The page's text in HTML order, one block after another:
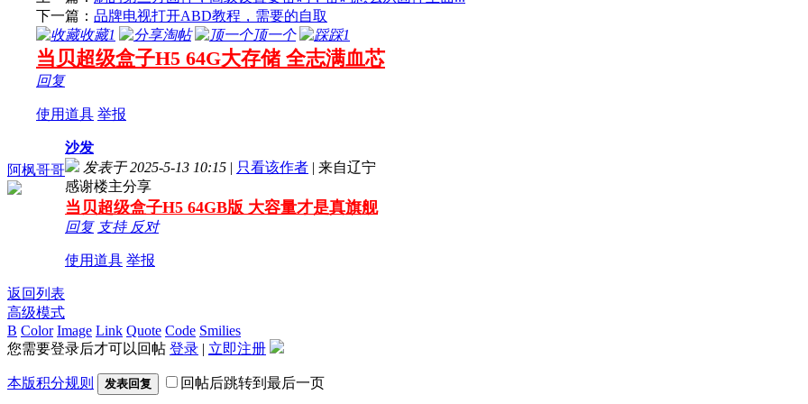
下一篇： 品牌电视打开ABD教程，需要的自取
收藏1 淘帖 顶一个 踩1
当贝超级盒子H5 64G大存储 全志满血芯
回复
使用道具 举报
阿枫哥哥
沙发
发表于 2025-5-13 10:15 | 只看该作者 | 来自辽宁
感谢楼主分享
当贝超级盒子H5 64GB版 大容量才是真旗舰
回复 支持 反对
使用道具 举报
返回列表
高级模式
B Color Image Link Quote Code Smilies
您需要登录后才可以回帖 登录 | 立即注册
本版积分规则 发表回复 回帖后跳转到最后一页